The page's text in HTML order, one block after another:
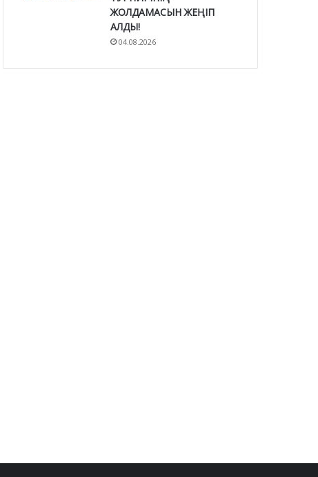
ЖОЛДАМАСЫН ЖЕҢІП
АЛДЫ!
04.08.2026